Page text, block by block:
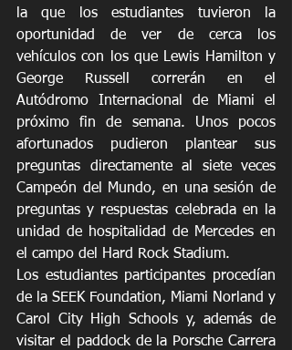
la que los estudiantes tuvieron la
oportunidad de ver de cerca los
vehículos con los que Lewis Hamilton y
George Russell correrán en el
Autódromo Internacional de Miami el
próximo fin de semana. Unos pocos
afortunados pudieron plantear sus
preguntas directamente al siete veces
Campeón del Mundo, en una sesión de
preguntas y respuestas celebrada en la
unidad de hospitalidad de Mercedes en
el campo del Hard Rock Stadium.
Los estudiantes participantes procedían
de la SEEK Foundation, Miami Norland y
Carol City High Schools y, además de
visitar el paddock de la Porsche Carrera